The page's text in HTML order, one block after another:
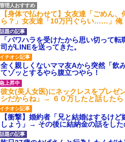
【身体で払わせて】女友達「ごめん
ら？」女友達「10万円ぐらい……」俺
「パワハラを受けたから思い切って
司がLINEを送ってきた。
全く親しくないママ友Aから突然「飲
てゾッとするやら腹立つやら！
彼女(美人女医)にネックレスをプレゼ
シだからね」→ ６０万したと話したら
【衝撃】婚約者「兄と結婚はするけ
しょう」→ その後に結納金の話をした